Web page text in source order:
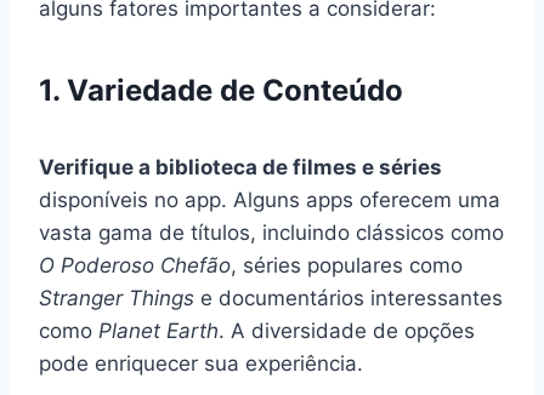
alguns fatores importantes a considerar:
1. Variedade de Conteúdo
Verifique a biblioteca de filmes e séries
disponíveis no app. Alguns apps oferecem uma
vasta gama de títulos, incluindo clássicos como
O Poderoso Chefão, séries populares como
Stranger Things e documentários interessantes
como Planet Earth. A diversidade de opções
pode enriquecer sua experiência.